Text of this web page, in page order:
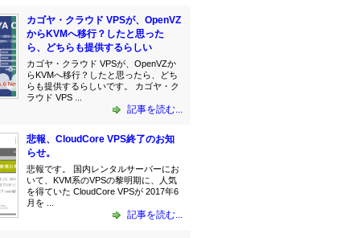
カゴヤ・クラウド VPSが、OpenVZ
からKVMへ移行？したと思った
ら、どちらも提供するらしい
カゴヤ・クラウド VPSが、OpenVZか
らKVMへ移行？したと思ったら、どち
らも提供するらしいです。 カゴヤ・ク
ラウド VPS ...
記事を読む...
悲報、CloudCore VPS終了のお知
らせ。
悲報です。 国内レンタルサーバーにお
いて、KVM系のVPSの黎明期に、人気
を得ていた CloudCore VPSが 2017年6
月を ...
記事を読む...